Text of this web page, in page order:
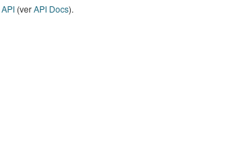
API(verAPI Docs).